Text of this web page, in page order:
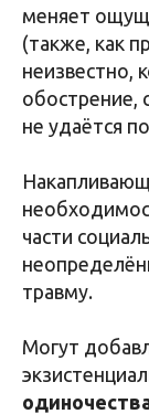
меняет
(также, как
неизвестно,
обострение,
не удаётся
части
травму.
Могут